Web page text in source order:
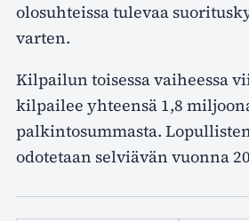
olosuhteissa tulevaa
varten.
Kilpailun toisessa vaiheessa
kilpailee yhteensä 1,8
palkintosummasta.
odotetaan selviävän vuonna